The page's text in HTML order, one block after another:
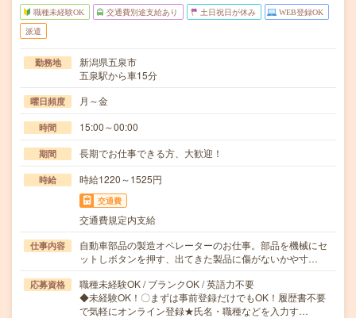
職種未経験OK 交通費別途支給あり 土日祝日が休み WEB登録OK
派遣
勤務地
新潟県五泉市
五泉駅から車15分
曜日頻度 月～金
時間 15:00～00:00
期間 長期でお仕事できる方、大歓迎！
時給 時給1220～1525円
交通費
交通費規定内支給
仕事内容
自動車部品の製造オペレーターのお仕事。部品を機械にセ
ットしボタンを押す、出てきた製品に傷がないかや寸…
応募資格
職種未経験OK / ブランクOK / 英語力不要
◆未経験OK！〇まずは事前登録だけでもOK！履歴書不要
で気軽にオンライン登録★氏名・職種などを入力す…